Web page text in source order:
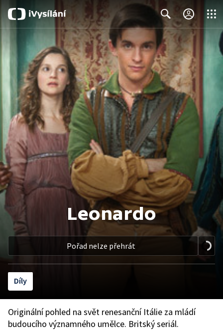
Search Close
Leonardo
Pořad nelze přehrát
Díly
Originální pohled na svět renesanční Itálie za mládí
budoucího významného umělce. Britský seriál.